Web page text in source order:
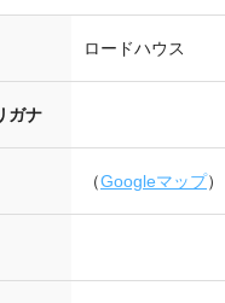
ロードハウス
ガナ
（Googleマップ）